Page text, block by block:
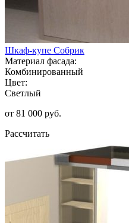
Шкаф-купе Собрик
Материал фасада:
Комбинированный
Цвет:
Светлый
от 81 000 руб.
Рассчитать